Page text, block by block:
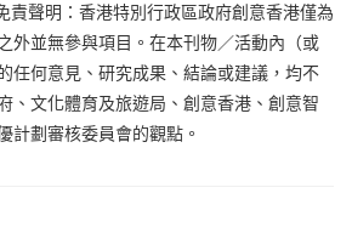
責聲明：香港特別行政區政府創意香港僅為
外並無參與項目。在本刊物／活動內（或
任何意見、研究成果、結論或建議，均不
、文化體育及旅遊局、創意香港、創意智
計劃審核委員會的觀點。